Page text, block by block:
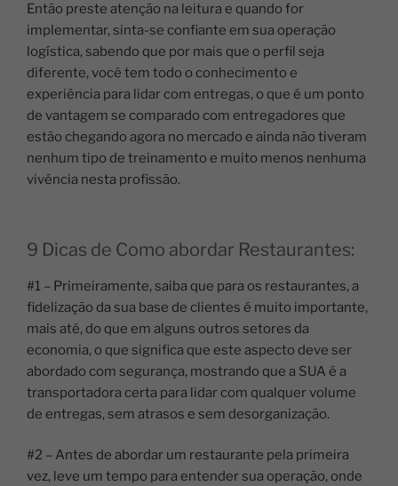
Então preste atenção na leitura e quando for
implementar, sinta-se confiante em sua operação
logística, sabendo que por mais que o perfil seja
diferente, você tem todo o conhecimento e
experiência para lidar com entregas, o que é um ponto
de vantagem se comparado com entregadores que
estão chegando agora no mercado e ainda não tiveram
nenhum tipo de treinamento e muito menos nenhuma
vivência nesta profissão.
9 Dicas de Como abordar Restaurantes:
#1 – Primeiramente, saiba que para os restaurantes, a
fidelização da sua base de clientes é muito importante,
mais até, do que em alguns outros setores da
economia, o que significa que este aspecto deve ser
abordado com segurança, mostrando que a SUA é a
transportadora certa para lidar com qualquer volume
de entregas, sem atrasos e sem desorganização.
#2 – Antes de abordar um restaurante pela primeira
vez, leve um tempo para entender sua operação, onde